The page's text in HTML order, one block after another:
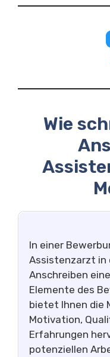
Wie
In einer
Assistenzarzt in
Anschreiben
Elemente des
bietet Ihnen die
Motivation,
Erfahrungen
potenziellen